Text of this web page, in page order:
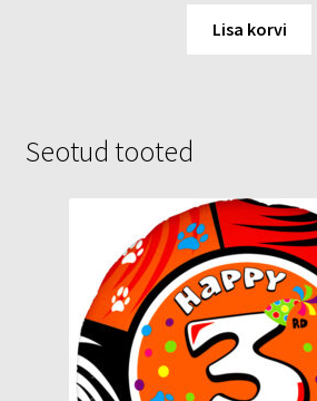
Lisa korvi
Seotud tooted